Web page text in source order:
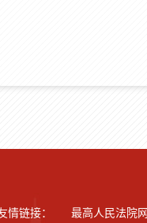
情链接： 最高人民法院